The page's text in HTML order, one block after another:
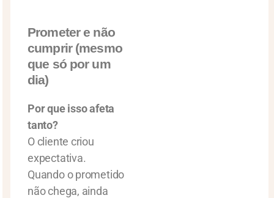
Prometer e não
cumprir (mesmo
que só por um
dia)
Por que isso afeta
tanto?
O cliente criou
expectativa.
Quando o prometido
não chega, ainda